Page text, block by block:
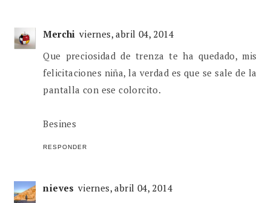
Merchi viernes, abril 04, 2014
Que preciosidad de trenza te ha quedado, mis
felicitaciones niña, la verdad es que se sale de la
pantalla con ese colorcito.
Besines
RESPONDER
nieves viernes, abril 04, 2014